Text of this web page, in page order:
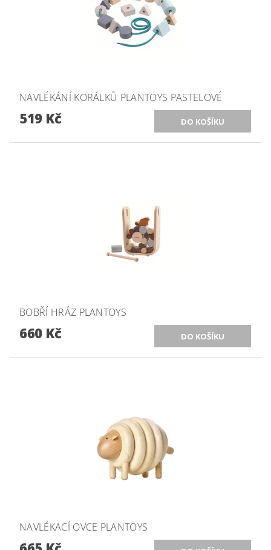
NAVLÉKÁNÍ KORÁLKŮ PLANTOYS PASTELOVÉ
519 Kč
BOBŘÍ HRÁZ PLANTOYS
660 Kč
NAVLÉKACÍ OVCE PLANTOYS